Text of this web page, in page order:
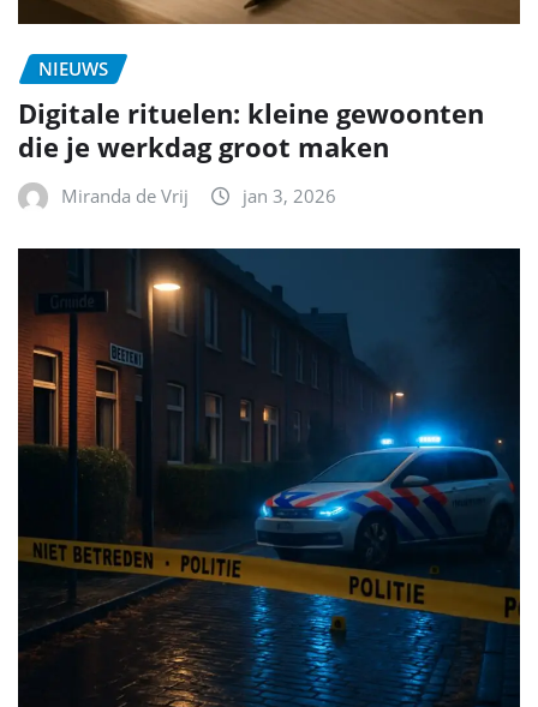
NIEUWS
Digitale rituelen: kleine gewoonten
die je werkdag groot maken
Miranda de Vrij jan 3, 2026